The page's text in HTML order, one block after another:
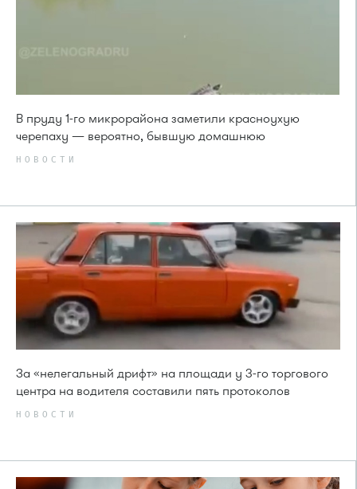
В пруду 1-го микрорайона заметили красноухую
черепаху — вероятно, бывшую домашнюю
НОВОСТИ
За «нелегальный дрифт» на площади у 3-го торгового
центра на водителя составили пять протоколов
НОВОСТИ